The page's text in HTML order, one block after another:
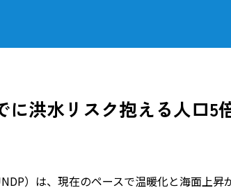
に洪水リスク抱える人口
）は、現在のペースで温暖化と海面上